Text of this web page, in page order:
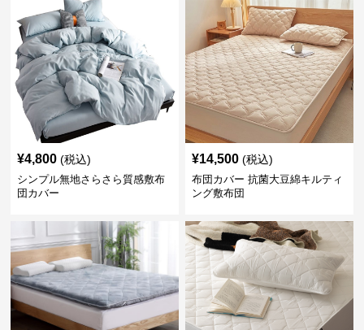
¥4,800 (税込)
シンプル無地さらさら質感敷布
団カバー
¥14,500 (税込)
布団カバー 抗菌大豆綿キルティ
ング敷布団